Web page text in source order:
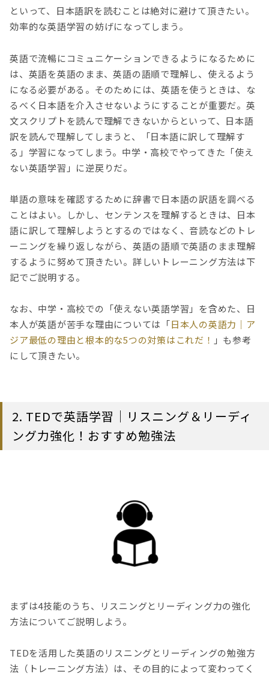
といって、日本語訳を読むことは絶対に避けて頂きたい。
効率的な英語学習の妨げになってしまう。
英語で流暢にコミュニケーションできるようになるために
は、英語を英語のまま、英語の語順で理解し、使えるよう
になる必要がある。そのためには、英語を使うときは、な
るべく日本語を介入させないようにすることが重要だ。英
文スクリプトを読んで理解できないからといって、日本語
訳を読んで理解してしまうと、「日本語に訳して理解す
る」学習になってしまう。中学・高校でやってきた「使え
ない英語学習」に逆戻りだ。
単語の意味を確認するために辞書で日本語の訳語を調べる
ことはよい。しかし、センテンスを理解するときは、日本
語に訳して理解しようとするのではなく、音読などのトレ
ーニングを繰り返しながら、英語の語順で英語のまま理解
するように努めて頂きたい。詳しいトレーニング方法は下
記でご説明する。
なお、中学・高校での「使えない英語学習」を含めた、日
本人が英語が苦手な理由については「日本人の英語力｜ア
ジア最低の理由と根本的な5つの対策はこれだ！ 」も参考
にして頂きたい。
2. TEDで英語学習｜リスニング＆リーディ
ング力強化！おすすめ勉強法
まずは4技能のうち、リスニングとリーディング力の強化
方法についてご説明しよう。
TEDを活用した英語のリスニングとリーディングの勉強方
法（トレーニング方法）は、その目的によって変わってく